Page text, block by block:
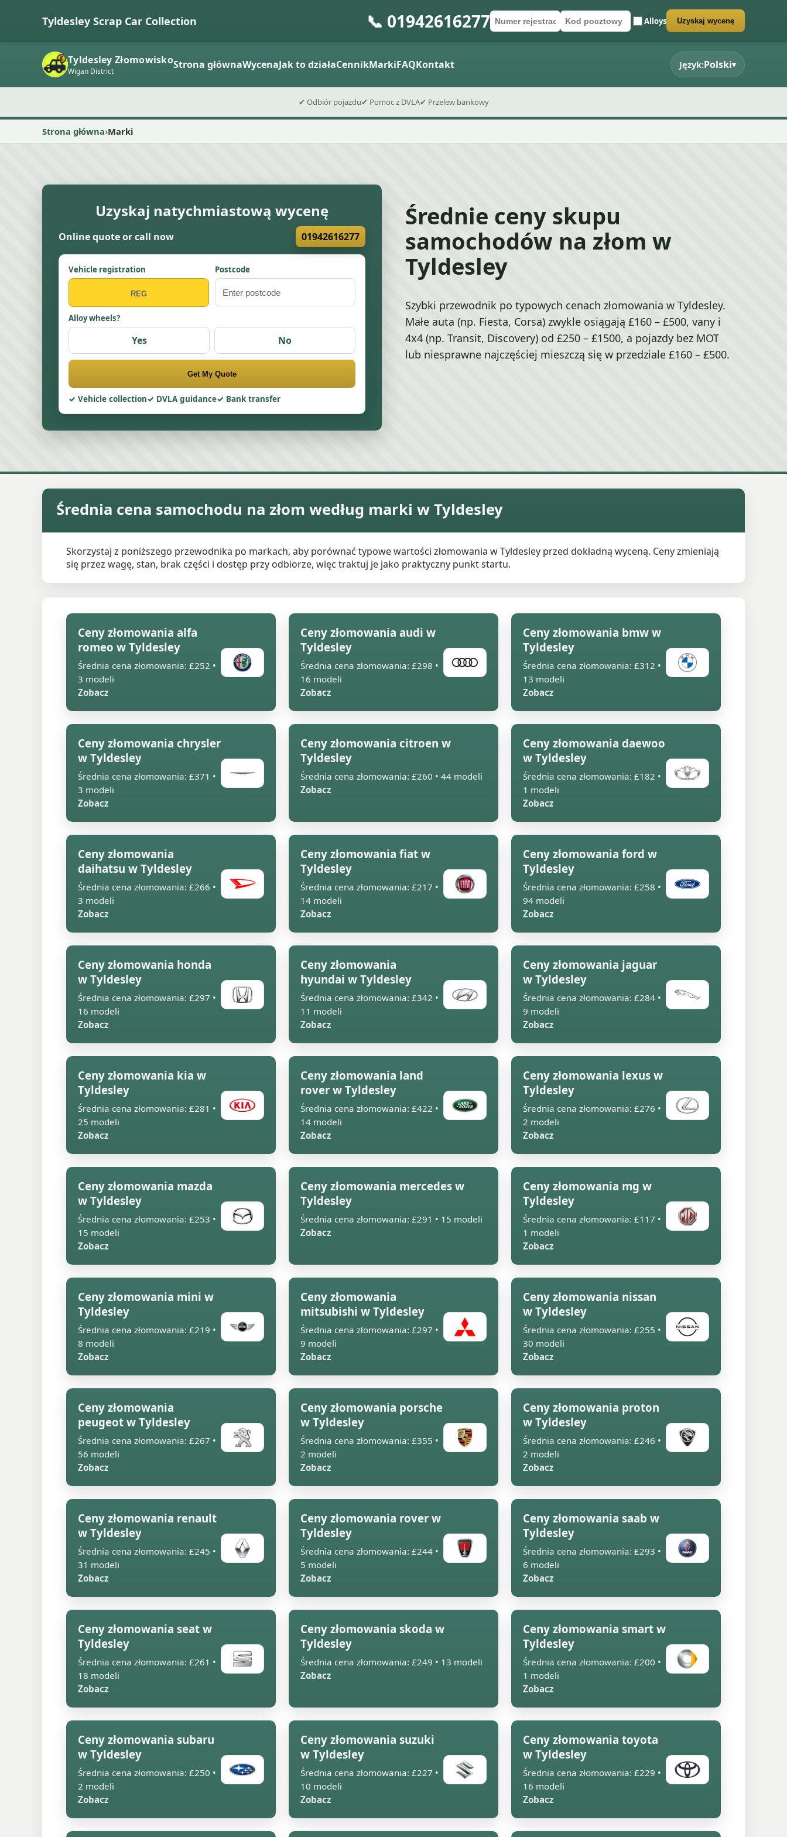
Tyldesley Scrap Car Collection 📞 01942616277Numer rejestracyjny
Kod pocztowy Alloys
Wyślij formularz wyceny Uzyskaj wycenę
Tyldesley Złomowisko
Wigan District Strona głównaWycenaJak to działaCennikMarkiFAQKontakt Język:Polski▾
✔ Odbiór pojazdu✔ Pomoc z DVLA✔ Przelew bankowy
Strona główna Marki
Uzyskaj natychmiastową wycenę
Online quote or call now 01942616277
Vehicle registration Postcode
Alloy wheels?
Yes No
Get My Quote
Vehicle collection DVLA guidance Bank transfer
Średnie ceny skupu
samochodów na złom w
Tyldesley
Szybki przewodnik po typowych cenach złomowania w Tyldesley.
Małe auta (np. Fiesta, Corsa) zwykle osiągają £160 – £500, vany i
4x4 (np. Transit, Discovery) od £250 – £1500, a pojazdy bez MOT
lub niesprawne najczęściej mieszczą się w przedziale £160 – £500.
Średnia cena samochodu na złom według marki w Tyldesley
Skorzystaj z poniższego przewodnika po markach, aby porównać typowe wartości złomowania w Tyldesley przed dokładną wyceną. Ceny zmieniają
się przez wagę, stan, brak części i dostęp przy odbiorze, więc traktuj je jako praktyczny punkt startu.
Ceny złomowania alfa
romeo w Tyldesley
Średnia cena złomowania: £252 •
3 modeli
Zobacz
Ceny złomowania audi w
Tyldesley
Średnia cena złomowania: £298 •
16 modeli
Zobacz
Ceny złomowania bmw w
Tyldesley
Średnia cena złomowania: £312 •
13 modeli
Zobacz
Ceny złomowania chrysler
w Tyldesley
Średnia cena złomowania: £371 •
3 modeli
Zobacz
Ceny złomowania citroen w
Tyldesley
Średnia cena złomowania: £260 • 44 modeli
Zobacz
Ceny złomowania daewoo
w Tyldesley
Średnia cena złomowania: £182 •
1 modeli
Zobacz
Ceny złomowania
daihatsu w Tyldesley
Średnia cena złomowania: £266 •
3 modeli
Zobacz
Ceny złomowania fiat w
Tyldesley
Średnia cena złomowania: £217 •
14 modeli
Zobacz
Ceny złomowania ford w
Tyldesley
Średnia cena złomowania: £258 •
94 modeli
Zobacz
Ceny złomowania honda
w Tyldesley
Średnia cena złomowania: £297 •
16 modeli
Zobacz
Ceny złomowania
hyundai w Tyldesley
Średnia cena złomowania: £342 •
11 modeli
Zobacz
Ceny złomowania jaguar
w Tyldesley
Średnia cena złomowania: £284 •
9 modeli
Zobacz
Ceny złomowania kia w
Tyldesley
Średnia cena złomowania: £281 •
25 modeli
Zobacz
Ceny złomowania land
rover w Tyldesley
Średnia cena złomowania: £422 •
14 modeli
Zobacz
Ceny złomowania lexus w
Tyldesley
Średnia cena złomowania: £276 •
2 modeli
Zobacz
Ceny złomowania mazda
w Tyldesley
Średnia cena złomowania: £253 •
15 modeli
Zobacz
Ceny złomowania mercedes w
Tyldesley
Średnia cena złomowania: £291 • 15 modeli
Zobacz
Ceny złomowania mg w
Tyldesley
Średnia cena złomowania: £117 •
1 modeli
Zobacz
Ceny złomowania mini w
Tyldesley
Średnia cena złomowania: £219 •
8 modeli
Zobacz
Ceny złomowania
mitsubishi w Tyldesley
Średnia cena złomowania: £297 •
9 modeli
Zobacz
Ceny złomowania nissan
w Tyldesley
Średnia cena złomowania: £255 •
30 modeli
Zobacz
Ceny złomowania
peugeot w Tyldesley
Średnia cena złomowania: £267 •
56 modeli
Zobacz
Ceny złomowania porsche
w Tyldesley
Średnia cena złomowania: £355 •
2 modeli
Zobacz
Ceny złomowania proton
w Tyldesley
Średnia cena złomowania: £246 •
2 modeli
Zobacz
Ceny złomowania renault
w Tyldesley
Średnia cena złomowania: £245 •
31 modeli
Zobacz
Ceny złomowania rover w
Tyldesley
Średnia cena złomowania: £244 •
5 modeli
Zobacz
Ceny złomowania saab w
Tyldesley
Średnia cena złomowania: £293 •
6 modeli
Zobacz
Ceny złomowania seat w
Tyldesley
Średnia cena złomowania: £261 •
18 modeli
Zobacz
Ceny złomowania skoda w
Tyldesley
Średnia cena złomowania: £249 • 13 modeli
Zobacz
Ceny złomowania smart w
Tyldesley
Średnia cena złomowania: £200 •
1 modeli
Zobacz
Ceny złomowania subaru
w Tyldesley
Średnia cena złomowania: £250 •
2 modeli
Zobacz
Ceny złomowania suzuki
w Tyldesley
Średnia cena złomowania: £227 •
10 modeli
Zobacz
Ceny złomowania toyota
w Tyldesley
Średnia cena złomowania: £229 •
16 modeli
Zobacz